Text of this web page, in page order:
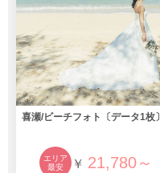
喜瀬/ビーチフォト〔データ1枚〕
エリア
最安
￥ 21,780～